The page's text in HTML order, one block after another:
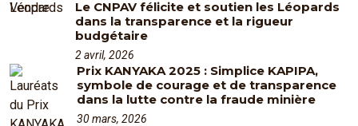
Le CNPAV félicite et soutien les Léopards
dans la transparence et la rigueur
budgétaire
2 avril, 2026
Prix KANYAKA 2025 : Simplice KAPIPA,
symbole de courage et de transparence
dans la lutte contre la fraude minière
30 mars, 2026